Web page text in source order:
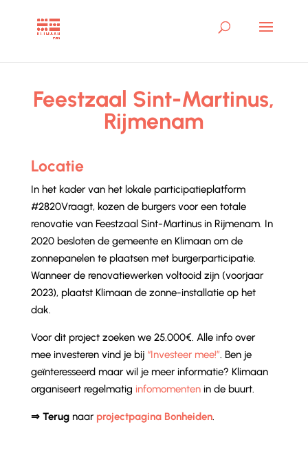
Feestzaal Sint-Martinus,
Rijmenam
Locatie
In het kader van het lokale participatieplatform
#2820Vraagt, kozen de burgers voor een totale
renovatie van Feestzaal Sint-Martinus in Rijmenam. In
2020 besloten de gemeente en Klimaan om de
zonnepanelen te plaatsen met burgerparticipatie.
Wanneer de renovatiewerken voltooid zijn (voorjaar
2023), plaatst Klimaan de zonne-installatie op het
dak.
Voor dit project zoeken we 25.000€. Alle info over
mee investeren vind je bij “Investeer mee!”. Ben je
geïnteresseerd maar wil je meer informatie? Klimaan
organiseert regelmatig infomomentenin de buurt.
⇒ Terugnaar projectpagina Bonheiden.